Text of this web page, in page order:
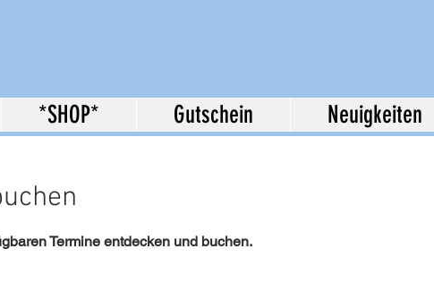
*SHOP* Gutschein Neuigkeiten
Termine entdecken und buchen.